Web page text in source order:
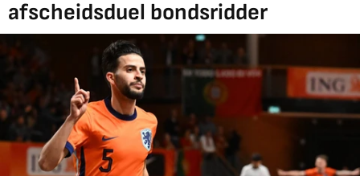
afscheidsduel bondsridder